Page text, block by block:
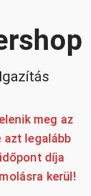
meg az
azt legalább
díja
kerül!